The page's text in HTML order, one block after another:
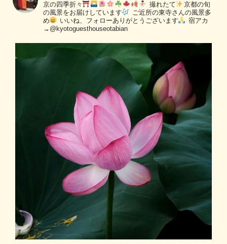
京の四季折々 撮れたて
京都の旬
の風景をお届けしています
ご近所の東寺さんの風景多
め
いいね、フォローありがとうございます
宿アカ
→@kyotoguesthouseotabian